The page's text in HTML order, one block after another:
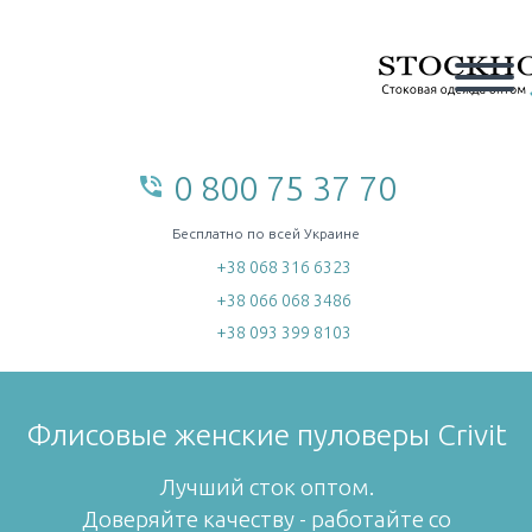
phone_in_talk 0 800 75 37 70
Бесплатно по всей Украине
+38 068 316 6323
+38 066 068 3486
+38 093 399 8103
Флисовые женские пуловеры Crivit
Лучший сток оптом.
Доверяйте качеству - работайте со